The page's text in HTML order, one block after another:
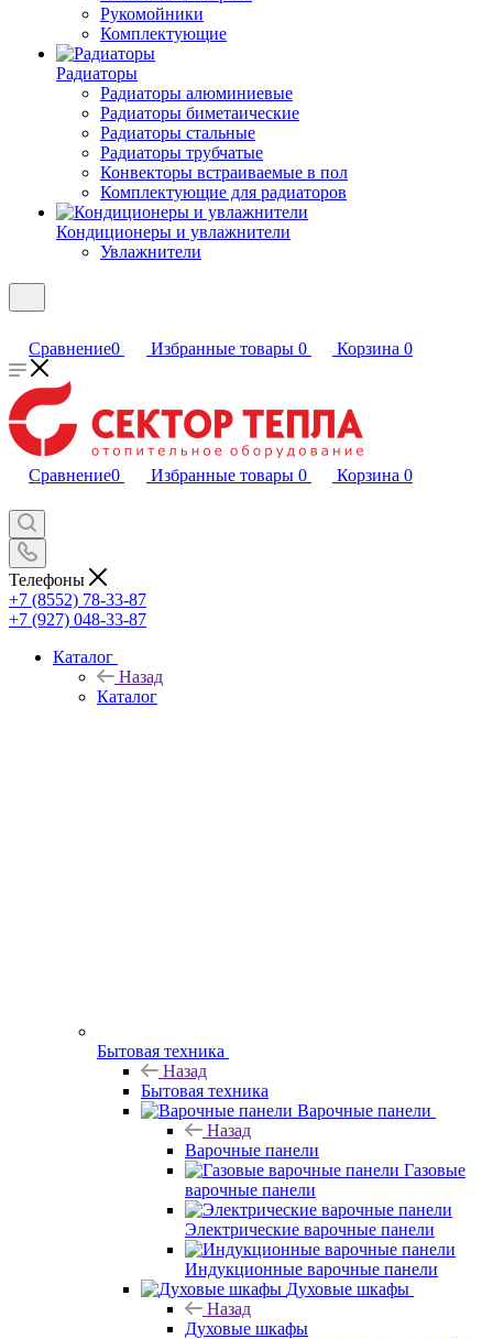
Рукомойники
Комплектующие
Радиаторы
Радиаторы алюминиевые
Радиаторы биметаические
Радиаторы стальные
Радиаторы трубчатые
Конвекторы встраиваемые в пол
Комплектующие для радиаторов
Кондиционеры и увлажнители
Увлажнители
Сравнение0 Избранные товары 0 Корзина 0
Сравнение0 Избранные товары 0 Корзина 0
Телефоны
+7 (8552) 78-33-87
+7 (927) 048-33-87
Каталог
Назад
Каталог
Бытовая техника
Назад
Бытовая техника
Варочные панели
Назад
Варочные панели
Газовые
варочные панели
Электрические варочные панели
Индукционные варочные панели
Духовые шкафы
Назад
Духовые шкафы